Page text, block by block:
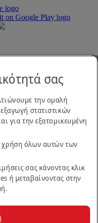
σας
την ομαλή
στατιστικών
για την εξατομικευμένη
όλων αυτών των
σας κάνοντας κλικ
ή μεταβαίνοντας στην